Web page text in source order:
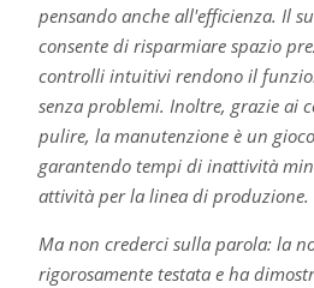
pensando anche all'efficienza. Il
consente di risparmiare spazio
controlli intuitivi rendono il
senza problemi. Inoltre, grazie ai
pulire, la manutenzione è un
garantendo tempi di inattività
attività per la linea di produzione.
Ma non crederci sulla parola: la
rigorosamente testata e ha